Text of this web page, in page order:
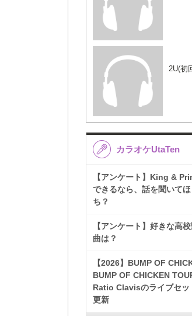
2U(初
カラオケUtaTen
【アンケート】King &
できるなら、話を聞いて
ち？
【アンケート】好きな高
曲は？
【2026】BUMP OF
BUMP OF CHICKEN
Ratio Clavisのライブセッ
更新